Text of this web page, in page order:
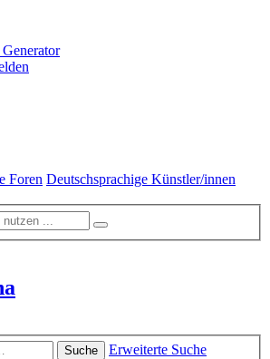
Foren Deutschsprachige Künstler/innen
Suche
Erweiterte Suche